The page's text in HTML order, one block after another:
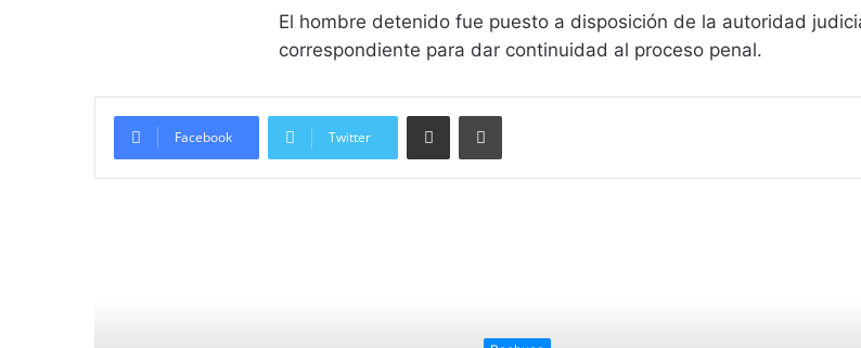
El hombre detenido fue puesto a disposición de la autoridad
correspondiente para dar continuidad al proceso penal.
Facebook Twitter
Compartir vía email Imprimir